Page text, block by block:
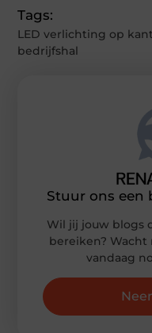
Tags:
LED verlichting op
bedrijfshal
Stuur ons een
Wil jij jouw blogs
bereiken?
vandaag